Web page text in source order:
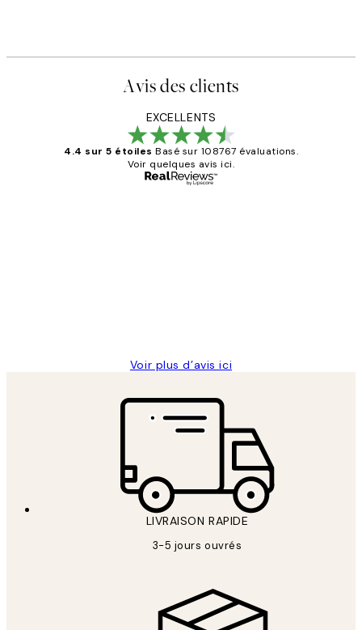
Avis des clients
EXCELLENTS
4.4 sur 5 étoiles Basé sur 108767 évaluations.
Voir quelques avis ici.
Voir plus d’avis ici
LIVRAISON RAPIDE
3-5 jours ouvrés